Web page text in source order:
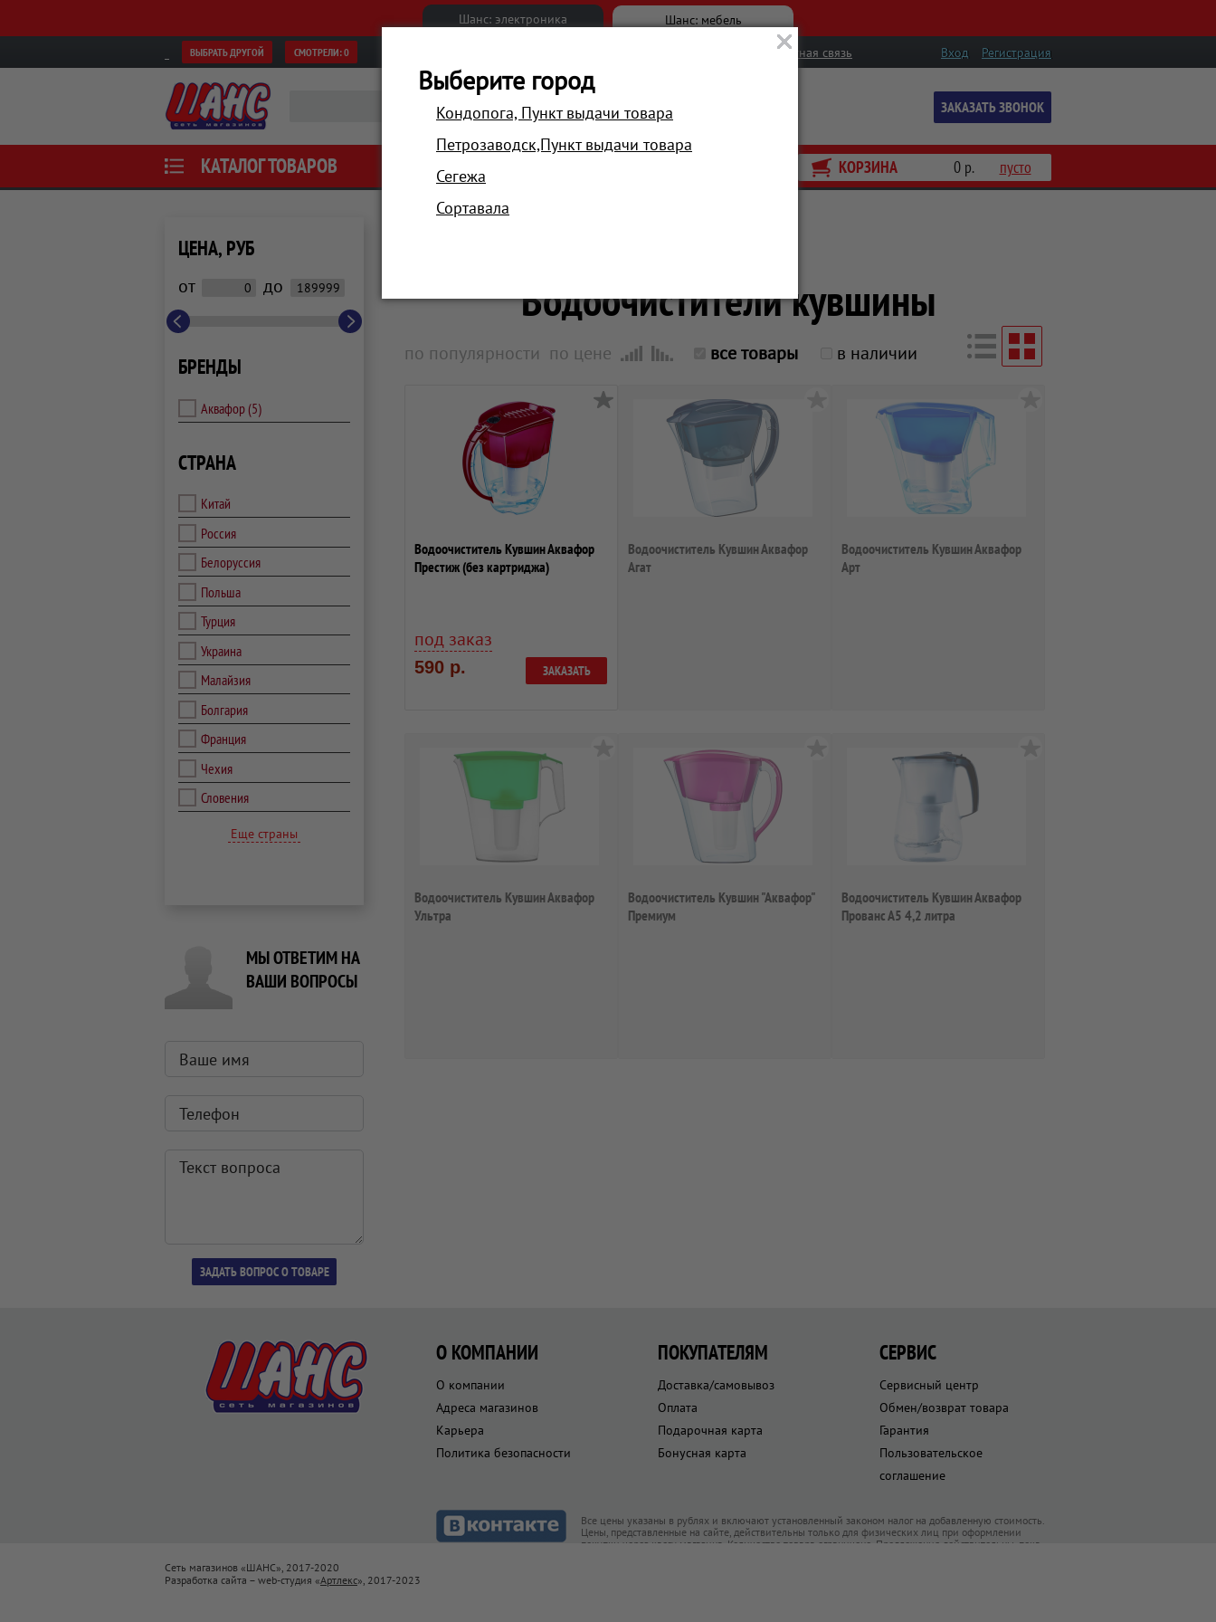
Шанс: электроника Шанс: мебель
ВЫБРАТЬ ДРУГОЙ СМОТРЕЛИ:0 Вход Регистрация
Обратная связь
ЗАКАЗАТЬ ЗВОНОК
КАТАЛОГ ТОВАРОВ АКЦИИ КОРЗИНА 0 р. пусто
ЦЕНА, РУБ
от до
БРЕНДЫ
Аквафор(5)
СТРАНА
Китай
Россия
Белоруссия
Польша
Турция
Украина
Малайзия
Болгария
Франция
Чехия
Словения
Еще страны
МЫ ОТВЕТИМ НА
ВАШИ ВОПРОСЫ
Водоочистители кувшины
по популярности по цене все товары в наличии
Водоочиститель Кувшин Аквафор
Престиж (без картриджа)
под заказ
590 р. ЗАКАЗАТЬ
Водоочиститель Кувшин Аквафор
Агат
Водоочиститель Кувшин Аквафор
Арт
Водоочиститель Кувшин Аквафор
Ультра
Водоочиститель Кувшин "Аквафор"
Премиум
Водоочиститель Кувшин Аквафор
Прованс А5 4,2 литра
О КОМПАНИИ
О компании
Адреса магазинов
Карьера
Политика безопасности
ПОКУПАТЕЛЯМ
Доставка/самовывоз
Оплата
Подарочная карта
Бонусная карта
СЕРВИС
Сервисный центр
Обмен/возврат товара
Гарантия
Пользовательское
соглашение
Все цены указаны в рублях и включают установленный законом налог на добавленную стоимость.
Цены, представленные на сайте, действительны только для физических лиц при оформлении
покупки через кассу магазина. Количество товара ограничено. Предложения действительны, пока
Сеть магазинов «ШАНС», 2017-2020
Разработка сайта – web-студия «Артлекс», 2017-2023
Выберите город
Кондопога, Пункт выдачи товара
Петрозаводск,Пункт выдачи товара
Сегежа
Сортавала